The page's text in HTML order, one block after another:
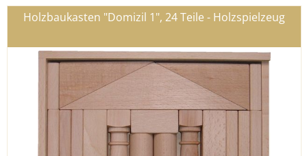
Holzbaukasten "Domizil 1", 24 Teile - Holzspielzeug